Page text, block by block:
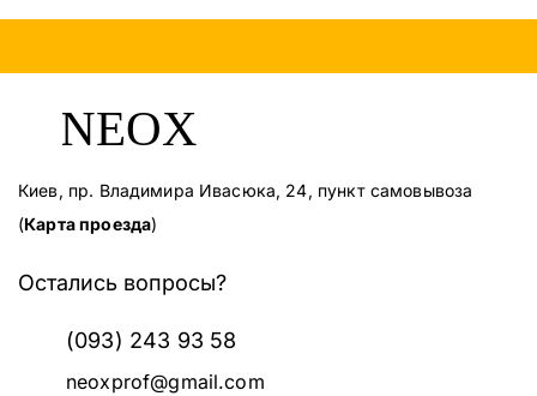
Киев, пр. Владимира Ивасюка, 24, пункт самовывоза
(Карта проезда)
Остались вопросы?
(093) 243 93 58
neoxprof@gmail.com